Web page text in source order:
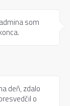
som
deň, zdalo
o